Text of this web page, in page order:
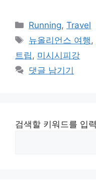
카
테
리
Running,Travel
태
그
뉴올리언스 여행,
트립, 미시시피강
댓글 남기기
검색할 키워드를 입